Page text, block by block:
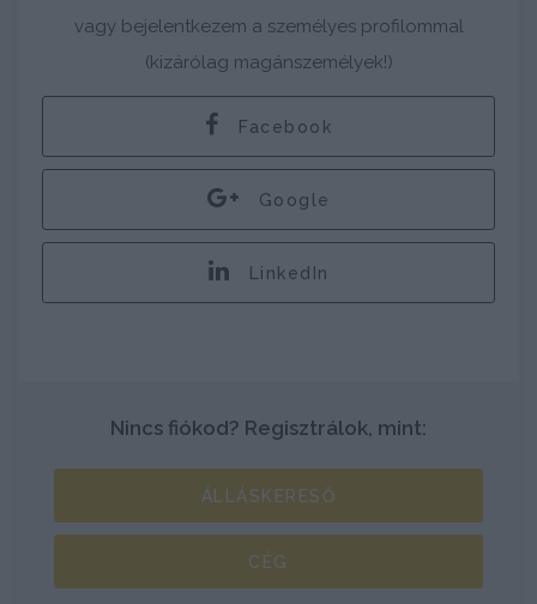
vagy bejelentkezem a személyes profilommal
(kizárólag magánszemélyek!)
Facebook
Google
LinkedIn
Nincs fiókod? Regisztrálok, mint:
ÁLLÁSKERESŐ
CÉG